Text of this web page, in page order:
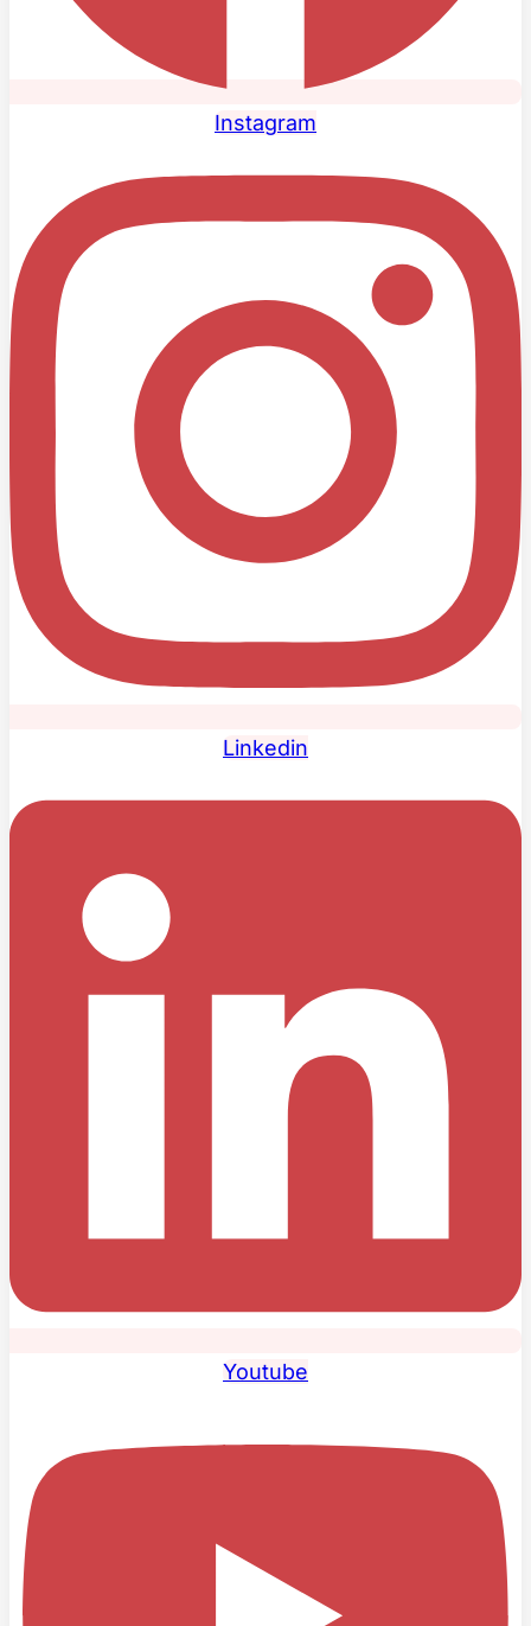
Instagram
Linkedin
Youtube